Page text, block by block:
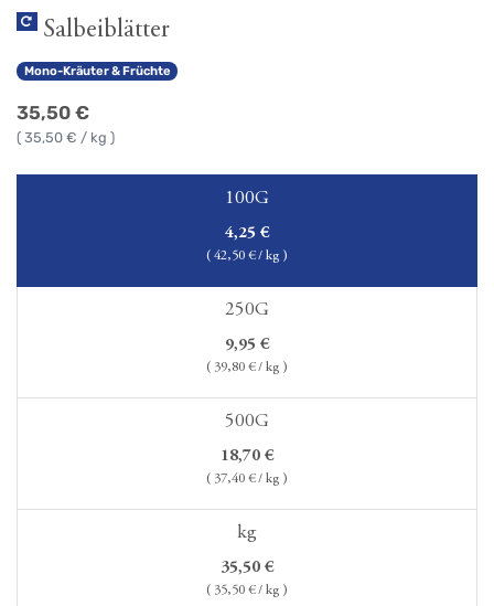
Salbeiblätter
Mono-Kräuter & Früchte
35,50 €
( 35,50 € / kg )
100G
4,25 €
( 42,50 € / kg )
250G
9,95 €
( 39,80 € / kg )
500G
18,70 €
( 37,40 € / kg )
kg
35,50 €
( 35,50 € / kg )